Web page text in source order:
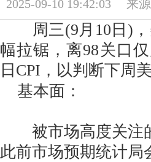
2025-09-10 19:42:03 来
周三(9月10日)，
幅拉锯，离98关口
日CPI，以判断下周
基本面：
被市场高度关注的
此前市场预期统计局